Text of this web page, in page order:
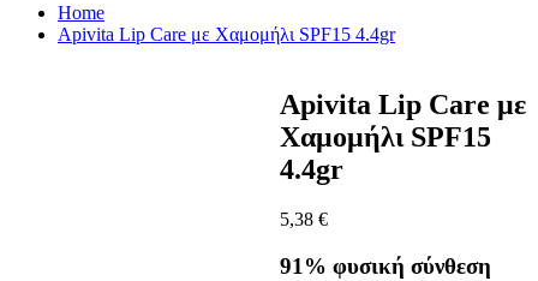
Home
Apivita Lip Care με Χαμομήλι SPF15 4.4gr
Apivita Lip Care με
Χαμομήλι SPF15
4.4gr
5,38 €
91% φυσική σύνθεση